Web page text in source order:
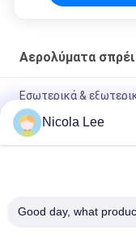
Αερολύματα
Εσωτερικά &
ψεκασμού σμάλτων
Μη - τοξικό χρώμα
στη σμίλευση/το
διάφορα χρώματα
Nicola Lee
Good day, what